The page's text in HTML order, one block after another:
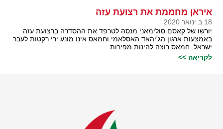
איראן מחממת את רצועת עזה
18 ב ינואר 2020
יורשו של קאסם סולימאני מנסה לטרפד את ההסדרה ברצועת עזה
באמצעות ארגון הג'יהאד האסלאמי וחמאס אינו מונע ירי רקטות לעבר
ישראל. חמאס רוצה להינות מפירות
לקריאה >>